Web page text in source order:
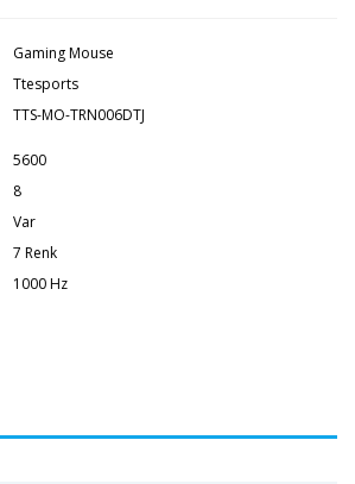
Gaming Mouse
Ttesports
TTS-MO-TRN006DTJ
5600
8
Var
7 Renk
1000 Hz